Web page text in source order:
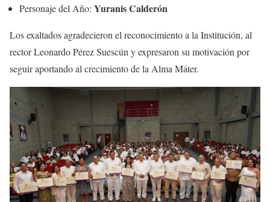
Personaje del Año: Yuranis Calderón
Los exaltados agradecieron el reconocimiento a la Institución, al
rector Leonardo Pérez Suescún y expresaron su motivación por
seguir aportando al crecimiento de la Alma Máter.